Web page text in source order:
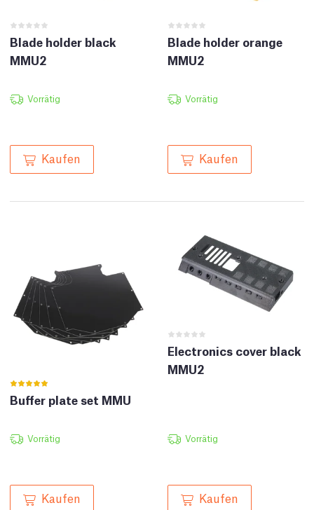
Blade holder black
MMU2
Vorrätig
Kaufen
Blade holder orange
MMU2
Vorrätig
Kaufen
Buffer plate set MMU
Vorrätig
Kaufen
Electronics cover black
MMU2
Vorrätig
Kaufen